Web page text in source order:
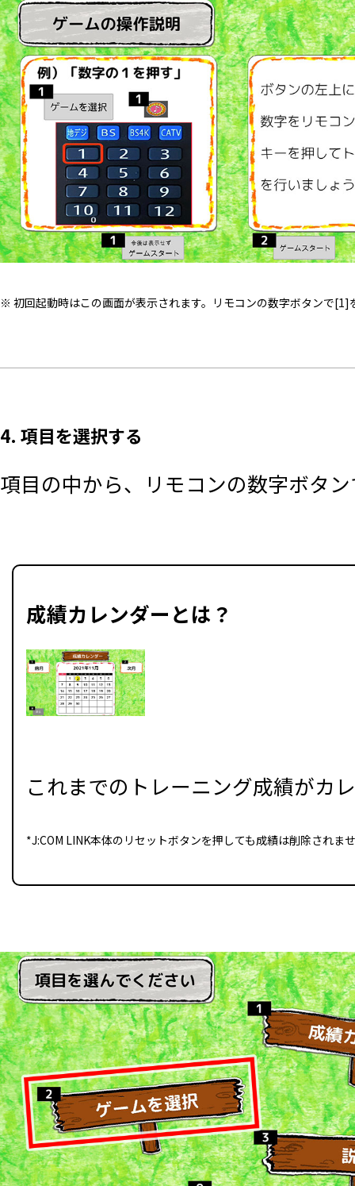
※ 初回起動時はこの画面が表示されます。リモコンの数字ボタンで
4. 項目を選択する
項目の中から、リモコンの数字ボタ
成績カレンダーとは？
これまでのトレーニング成績がカ
*J:COM LINK本体のリセットボタンを押しても成績は削除され